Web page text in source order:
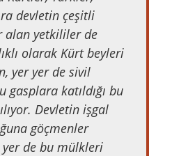
devletin çeşitli
alan yetkililer de
olarak Kürt beyleri
yer yer de sivil
katıldığı bu
Devletin işgal
göçmenler
de bu mülkleri